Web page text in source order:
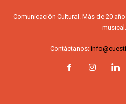
Comunicación Cultural. Más de 20
musical.
Contáctanos: